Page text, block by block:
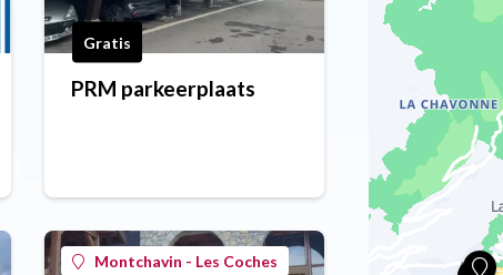
Gratis
PRM parkeerplaats
Montchavin - Les Coches